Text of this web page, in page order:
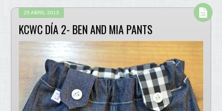
25 ABRIL 2013
KCWC DÍA 2- BEN AND MIA PANTS